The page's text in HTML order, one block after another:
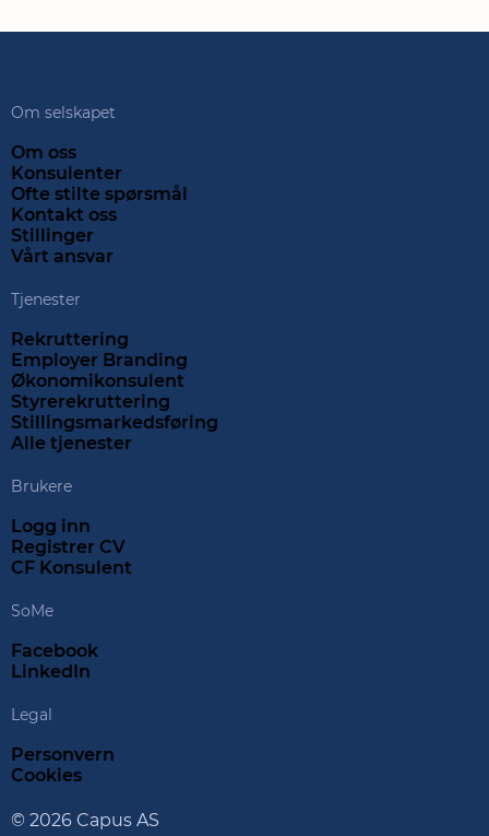
Om selskapet
Om oss
Konsulenter
Ofte stilte spørsmål
Kontakt oss
Stillinger
Vårt ansvar
Tjenester
Rekruttering
Employer Branding
Økonomikonsulent
Styrerekruttering
Stillingsmarkedsføring
Alle tjenester
Brukere
Logg inn
Registrer CV
CF Konsulent
SoMe
Facebook
LinkedIn
© 2026 Capus AS
Legal
Personvern
Cookies